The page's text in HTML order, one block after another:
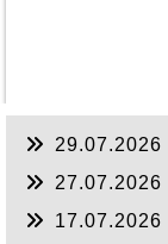
29.07.2026
27.07.2026
17.07.2026